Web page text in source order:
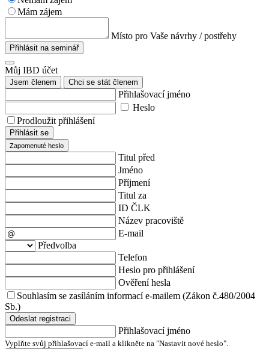
Mám zájem
Místo pro Vaše návrhy / postřehy
Přihlásit na seminář
Můj IBD účet
Jsem členem Chci se stát členem
Přihlašovací jméno
Heslo
Prodloužit přihlášení
Přihlásit se
Zapomenuté heslo
Titul před
Jméno
Příjmení
Titul za
ID ČLK
Název pracoviště
E-mail
Předvolba
Telefon
Heslo pro přihlášení
Ověření hesla
Souhlasím se zasíláním informací e-mailem (Zákon č.480/2004
Sb.)
Odeslat registraci
Přihlašovací jméno
Vyplňte svůj přihlašovací e-mail a klikněte na "Nastavit nové heslo".